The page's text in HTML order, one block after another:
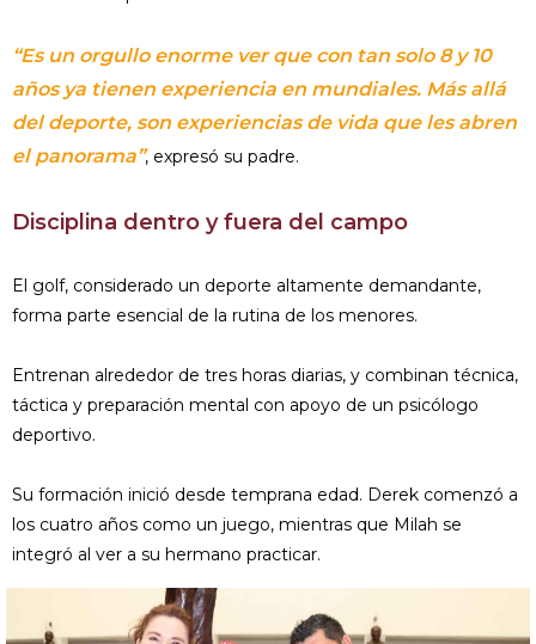
“Es un orgullo enorme ver que con tan solo 8 y 10
años ya tienen experiencia en mundiales. Más allá
del deporte, son experiencias de vida que les abren
el panorama”, expresó su padre.
Disciplina dentro y fuera del campo
El golf, considerado un deporte altamente demandante,
forma parte esencial de la rutina de los menores.
Entrenan alrededor de tres horas diarias, y combinan técnica,
táctica y preparación mental con apoyo de un psicólogo
deportivo.
Su formación inició desde temprana edad. Derek comenzó a
los cuatro años como un juego, mientras que Milah se
integró al ver a su hermano practicar.